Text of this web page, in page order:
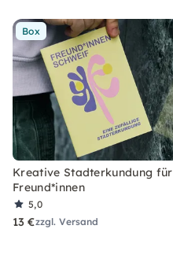
Box
Kreative Stadterkundung für
Freund*innen
5,0
13 €zzgl. Versand